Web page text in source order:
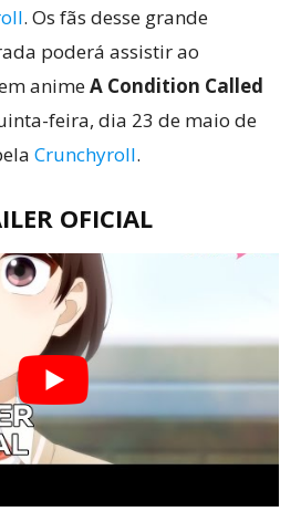
. Os fãs desse grande
poderá assistir ao
animeA Condition Called
feira, dia 23 de maio de
Crunchyroll.
OFICIAL